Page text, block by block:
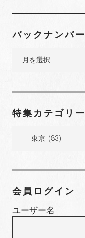
ナ
ビ
ゲ
ン
バックナンバー
ナ
バ
特集カテゴリー
テ
リ
会員ログイン
ユーザー名